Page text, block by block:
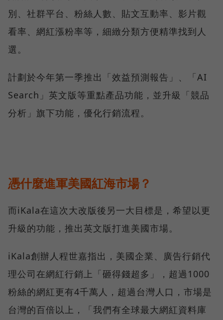
別、社群平台、粉絲人數、貼文互動率、影片觀
看率、網紅漲粉率等，細緻分類方便精準找到人
選。
計劃於今年第一季推出「效益預測報告」、「AI
Search」英文版等重點產品功能，並升級「競品
分析」旗下功能，優化行銷流程。
憑什麼進軍美國紅海市場？
而iKala在這次大改版後另一大目標是，希望以更
升級的功能，推出英文版打進美國市場。
iKala創辦人程世嘉指出，美國企業、廣告行銷代
理公司在網紅行銷上「砸得錢超多」，超過1000
粉絲的網紅更有4千萬人，超過台灣人口，市場是
台灣的百倍以上，「我們有全球最大網紅資料庫